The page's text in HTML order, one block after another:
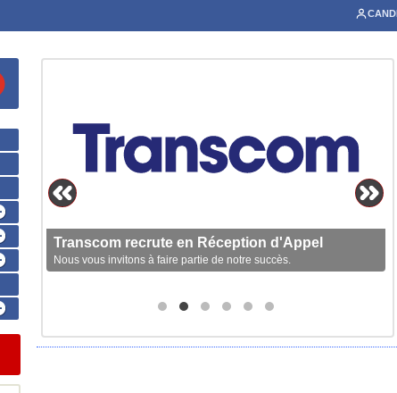
Transcom recrute en Réception d'Appel
Nous vous invitons à faire partie de notre succès.